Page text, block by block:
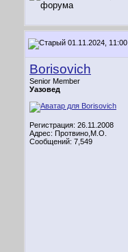
01.11.2024, 11:00
Borisovich
Senior Member
Уазовед
Регистрация: 26.11.2008
Адрес: Протвино,М.О.
Сообщений: 7,549